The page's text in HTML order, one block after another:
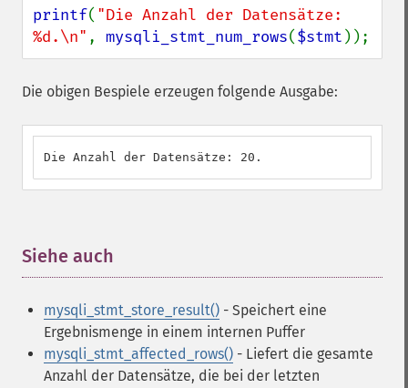
printf( "Die Anzahl der Datensätze:
%d.\n" , mysqli_stmt_num_rows($stmt ));
Die obigen Bespiele erzeugen folgende Ausgabe:
Die Anzahl der Datensätze: 20.
Siehe auch
mysqli_stmt_store_result() - Speichert eine
Ergebnismenge in einem internen Puffer
mysqli_stmt_affected_rows() - Liefert die gesamte
Anzahl der Datensätze, die bei der letzten